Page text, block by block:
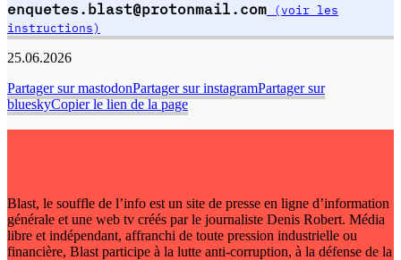
enquetes.blast@protonmail.com (voir les
instructions)
25.06.2026
Partager sur mastodonPartager sur instagramPartager sur
blueskyCopier le lien de la page
Blast, le souffle de l’info est un site de presse en ligne d’information
générale et une web tv créés par le journaliste Denis Robert. Média
libre et indépendant, affranchi de toute pression industrielle ou
financière, Blast participe à la lutte anti-corruption, à la défense de la